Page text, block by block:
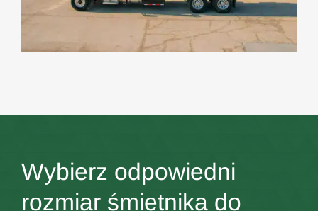
Wybierz odpowiedni
rozmiar śmietnika do